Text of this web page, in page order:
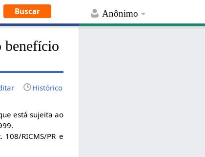
Anônimo
benefício
Histórico
está sujeita ao
RICMS/PR e